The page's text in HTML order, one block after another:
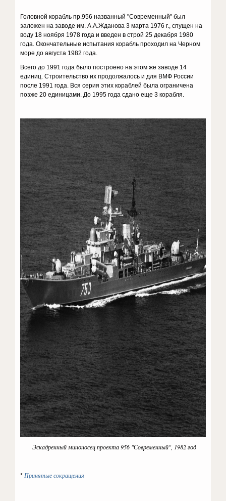
Головной корабль пр.956 названный "Современный" был
заложен на заводе им. А.А.Жданова 3 марта 1976 г., спущен на
воду 18 ноября 1978 года и введен в строй 25 декабря 1980
года. Окончательные испытания корабль проходил на Черном
море до августа 1982 года.
Всего до 1991 года было построено на этом же заводе 14
единиц. Строительство их продолжалось и для ВМФ России
после 1991 года. Вся серия этих кораблей была ограничена
позже 20 единицами. До 1995 года сдано еще 3 корабля.
Эскадренный миноносец проекта 956 "Современный", 1982 год
*Принятые сокращения